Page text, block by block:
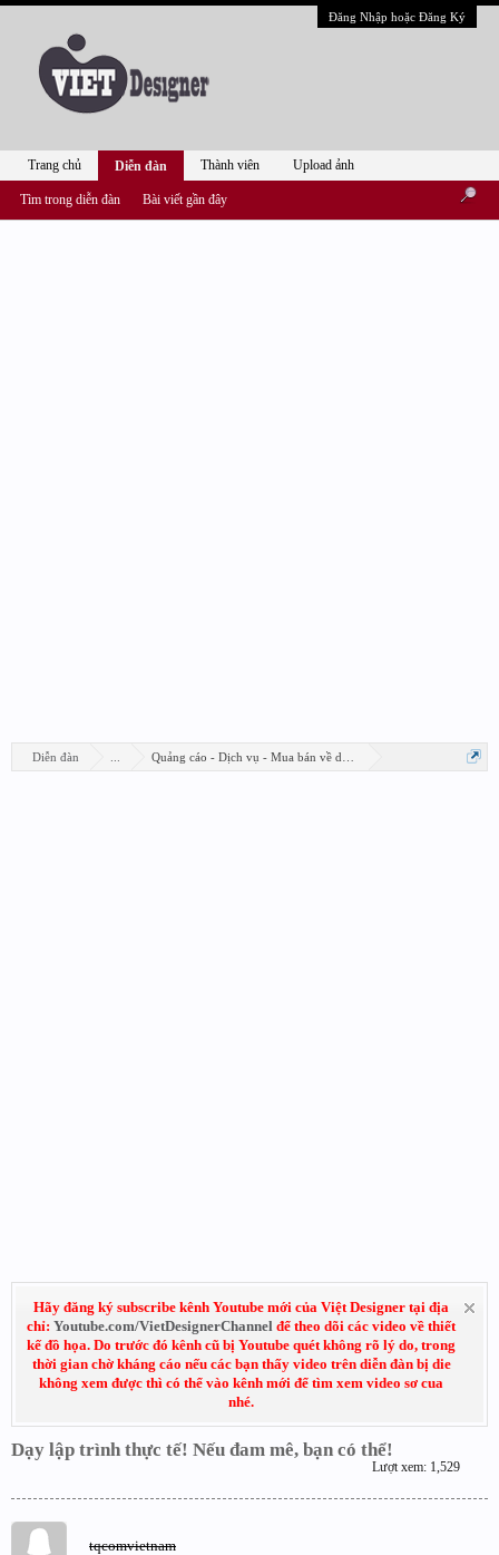
Đăng Nhập hoặc Đăng Ký
Diễn đàn Quảng cáo - Dịch vụ - Mua bán về design
Hãy đăng ký subscribe kênh Youtube mới của Việt Designer tại địa
chỉ: Youtube.com/VietDesignerChannel để theo dõi các video về thiết
kế đồ họa. Do trước đó kênh cũ bị Youtube quét không rõ lý do, trong
thời gian chờ kháng cáo nếu các bạn thấy video trên diễn đàn bị die
không xem được thì có thể vào kênh mới để tìm xem video sơ cua
nhé.
Dạy lập trình thực tế! Nếu đam mê, bạn có thể!
Lượt xem: 1,529
tqcomvietnam
Trang chủ Diễn đàn
Tìm trong diễn đàn Bài viết gần đây
Thành viên Upload ảnh